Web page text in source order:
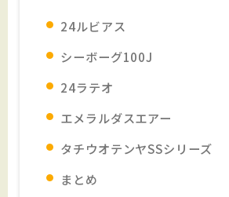
24ルビアス
シーボーグ100J
24ラテオ
エメラルダスエアー
タチウオテンヤSSシリーズ
まとめ